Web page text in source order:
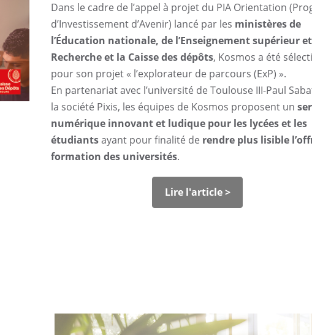
Dans le cadre de l’appel à projet du PIA Orientation
d’Investissement d’Avenir) lancé par les ministères de
l’Éducation nationale, de l’Enseignement supérieur
Recherche et la Caisse des dépôts, Kosmos a été
pour son projet « l’explorateur de parcours (ExP) ».
En partenariat avec l’université de Toulouse III-Paul
la société Pixis, les équipes de Kosmos proposent un
numérique innovant et ludique pour les lycées et les
étudiantsayant pour finalité de rendre plus lisible
formation des universités.
Lire l'article >